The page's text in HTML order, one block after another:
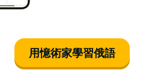
用憶術家學習俄語